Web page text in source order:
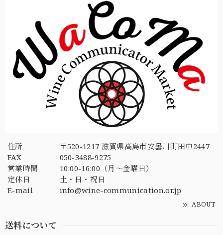
住所
〒520-1217 滋賀県高島市安曇川町田中2447
FAX
050-3488-9275
営業時間
10:00-16:00（月〜金曜日）
定休日
土・日・祝日
E-mail
info@wine-communication.or.jp
ABOUT
送料について